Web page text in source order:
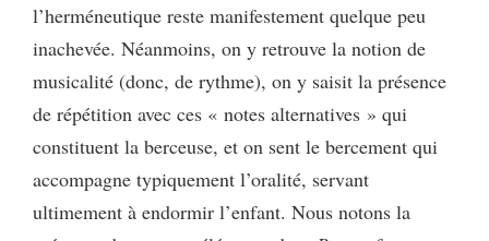
l’herméneutique reste manifestement quelque peu
inachevée. Néanmoins, on y retrouve la notion de
musicalité (donc, de rythme), on y saisit la présence
de répétition avec ces « notes alternatives » qui
constituent la berceuse, et on sent le bercement qui
accompagne typiquement l’oralité, servant
ultimement à endormir l’enfant. Nous notons la